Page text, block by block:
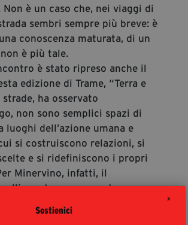
X
Sostienici
Non è un caso che, nei viaggi di
sembri sempre più breve: è
conoscenza maturata, di un
è più tale.
è stato ripreso anche il
edizione di Trame, “Terra e
ha osservato
non sono semplici spazi di
luoghi dell’azione umana e
si costruiscono relazioni, si
e si ridefiniscono i propri
Minervino, infatti, il
l’incontro rappresentano
del mondo: chiudersi entro i